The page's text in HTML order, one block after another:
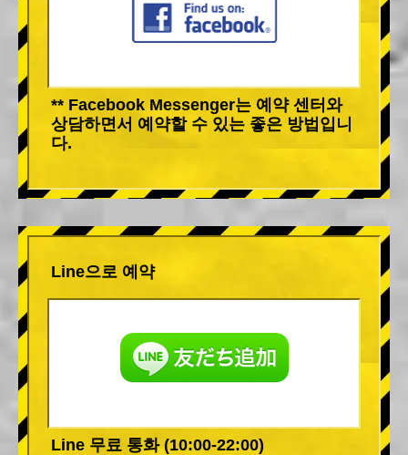
** Facebook Messenger는 예약 센터와
상담하면서 예약할 수 있는 좋은 방법입니
다.
Line으로 예약
Line 무료 통화 (10:00-22:00)